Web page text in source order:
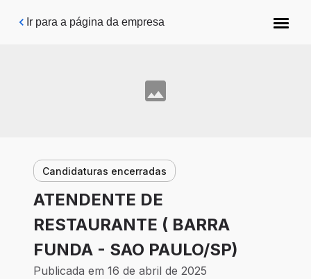
Pular para o conteúdo principal
Ir para a página da empresa
Candidaturas encerradas
ATENDENTE DE
RESTAURANTE ( BARRA
FUNDA - SAO PAULO/SP)
Publicada em 16 de abril de 2025